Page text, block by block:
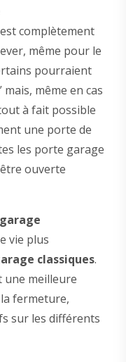
est complètement
même pour le
pourraient
même en cas
à fait possible
une porte de
les porte garage
ouverte
vie plus
classiques.
une meilleure
fermeture,
sur les différents